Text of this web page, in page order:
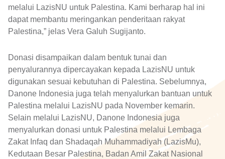
melalui LazisNU untuk Palestina. Kami berharap hal ini
dapat membantu meringankan penderitaan rakyat
Palestina,” jelas Vera Galuh Sugijanto.
Donasi disampaikan dalam bentuk tunai dan
penyalurannya dipercayakan kepada LazisNU untuk
digunakan sesuai kebutuhan di Palestina. Sebelumnya,
Danone Indonesia juga telah menyalurkan bantuan untuk
Palestina melalui LazisNU pada November kemarin.
Selain melalui LazisNU, Danone Indonesia juga
menyalurkan donasi untuk Palestina melalui Lembaga
Zakat Infaq dan Shadaqah Muhammadiyah (LazisMu),
Kedutaan Besar Palestina, Badan Amil Zakat Nasional